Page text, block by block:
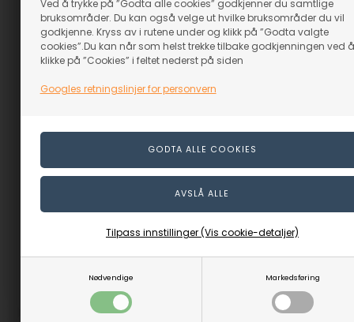
Ved å trykke på ”Godta alle cookies” godkjenner du samtlige
bruksområder. Du kan også velge ut hvilke bruksområder du vil
godkjenne. Kryss av i rutene under og klikk på ”Godta valgte
cookies”.Du kan når som helst trekke tilbake godkjenningen ved å
klikke på ”Cookies” i feltet nederst på siden
Googles retningslinjer for personvern
Nødvendige Markedsføring
Tilpass innstillinger (Vis cookie-detaljer)
(inkl. mva)
Evt. leveringskostnader
Varenr.: 27002-M
Fra
119,00
59,50NOK
(inkl. mva)
250 gr.